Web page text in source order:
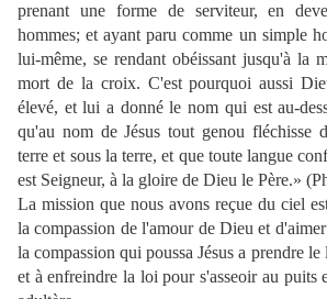
prenant une forme de serviteur, en
hommes; et ayant paru comme un simple
lui-même, se rendant obéissant jusqu'à la
mort de la croix. C'est pourquoi aussi
élevé, et lui a donné le nom qui est au-
qu'au nom de Jésus tout genou fléchisse
terre et sous la terre, et que toute langue
est Seigneur, à la gloire de Dieu le Père.»
La mission que nous avons reçue du ciel
la compassion de l'amour de Dieu et
la compassion qui poussa Jésus a prendre le
et à enfreindre la loi pour s'asseoir au puits